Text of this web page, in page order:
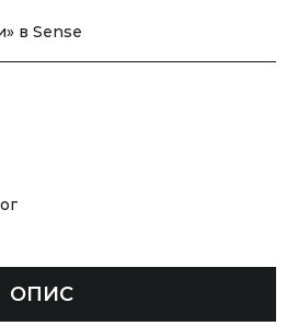
в Sense
ОПИС